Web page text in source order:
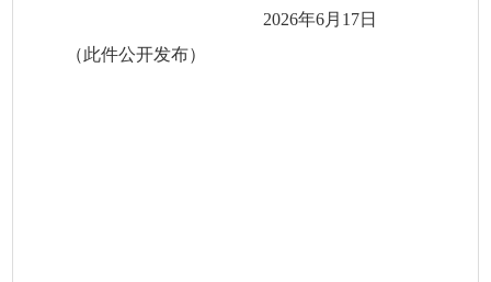
2026年6月17日
（此件公开发布）